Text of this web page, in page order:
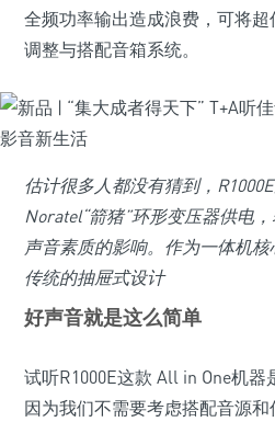
全频功率输出造成浪费，可将
调整与搭配音箱系统。
估计很多人都没有猜到，
Noratel“箭猪”环形变压器供电
声音素质的影响。作为一体机
传统的抽屉式设计
好声音就是这么简单
试听R1000E这款 All in One机器
因为我们不需要考虑搭配音源和